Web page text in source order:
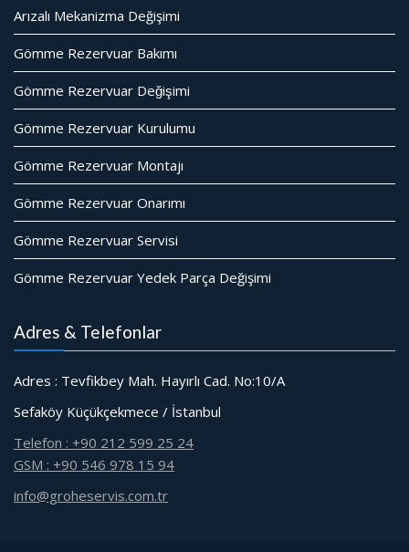
Arızalı Mekanizma Değişimi
Gömme Rezervuar Bakımı
Gömme Rezervuar Değişimi
Gömme Rezervuar Kurulumu
Gömme Rezervuar Montajı
Gömme Rezervuar Onarımı
Gömme Rezervuar Servisi
Gömme Rezervuar Yedek Parça Değişimi
Adres & Telefonlar
Adres : Tevfikbey Mah. Hayırlı Cad. No:10/A
Sefaköy Küçükçekmece / İstanbul
Telefon : +90 212 599 25 24
GSM : +90 546 978 15 94
info@groheservis.com.tr